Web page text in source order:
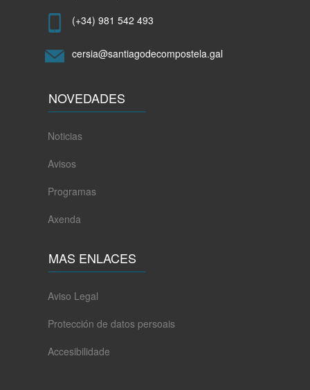
(+34) 981 542 493
cersia@santiagodecompostela.gal
NOVEDADES
Noticias
Avisos
Programas
Axenda
MAS ENLACES
Aviso Legal
Protección de datos persoais
Accesibilidade